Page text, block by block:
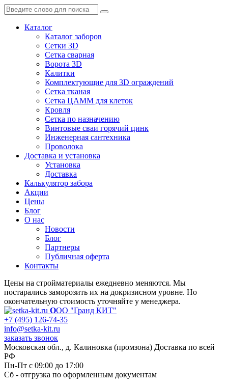
Каталог
Каталог заборов
Сетки 3D
Сетка сварная
Ворота 3D
Калитки
Комплектующие для 3D ограждений
Сетка тканая
Сетка ЦАММ для клеток
Кровля
Сетка по назначению
Винтовые сваи горячий цинк
Инженерная сантехника
Проволока
Доставка и установка
Установка
Доставка
Калькулятор забора
Акции
Цены
Блог
О нас
Новости
Блог
Партнеры
Публичная оферта
Контакты
Цены на стройматериалы ежедневно меняются. Мы
постарались заморозить их на докризисном уровне. Но
окончательную стоимость уточняйте у менеджера.
ООО "Гранд КИТ"
+7 (495) 126-74-35
info@setka-kit.ru
заказать звонок
Московская обл., д. Калиновка (промзона) Доставка по всей
РФ
Пн-Пт с 09:00 до 17:00
Сб - отгрузка по оформленным документам